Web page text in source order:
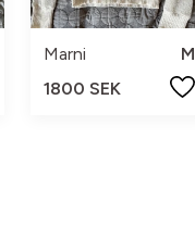
Marni
M
1800 SEK